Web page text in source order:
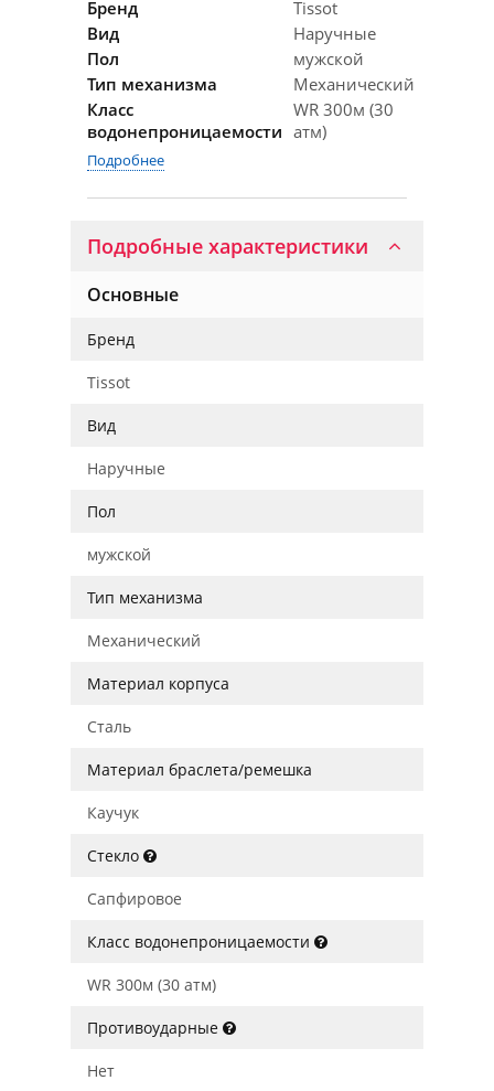
Бренд
Tissot
Вид
Наручные
Пол
мужской
Тип механизма
Механический
Класс
водонепроницаемости
WR 300м (30
атм)
Подробнее
Подробные характеристики
Основные
Бренд
Tissot
Вид
Наручные
Пол
мужской
Тип механизма
Механический
Материал корпуса
Сталь
Материал браслета/ремешка
Каучук
Стекло
Сапфировое
Класс водонепроницаемости
WR 300м (30 атм)
Противоударные
Нет